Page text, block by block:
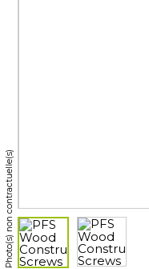
Photo(s) non contractuelle(s)